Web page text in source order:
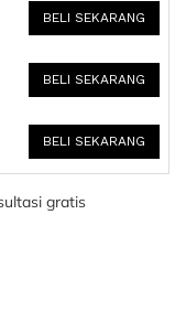
BELI SEKARANG
BELI SEKARANG
BELI SEKARANG
gratis